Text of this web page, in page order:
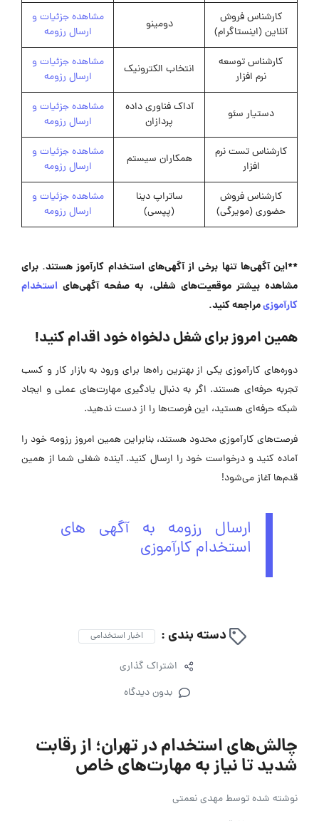
کارشناس فروش
آنلاین (اینستاگرام)
دومینو
مشاهده جزئیات و
ارسال رزومه
کارشناس توسعه
نرم افزار
انتخاب الکترونیک
مشاهده جزئیات و
ارسال رزومه
دستیار سئو
آداک فناوری داده
پردازان
مشاهده جزئیات و
ارسال رزومه
کارشناس تست نرم
افزار
همکاران سیستم
مشاهده جزئیات و
ارسال رزومه
کارشناس فروش
حضوری (مویرگی)
ساتراپ دینا
(پپسی)
مشاهده جزئیات و
ارسال رزومه
**این آگهی‌ها تنها برخی از آگهی‌های استخدام کارآموز هستند. برای
مشاهده بیشتر موقعیت‌های شغلی، به صفحه آگهی‌های استخدام
کارآموزیمراجعه کنید.
همین امروز برای شغل دلخواه خود اقدام کنید!
دوره‌های کارآموزی یکی از بهترین راه‌ها برای ورود به بازار کار و کسب
تجربه حرفه‌ای هستند. اگر به دنبال یادگیری مهارت‌های عملی و ایجاد
شبکه حرفه‌ای هستید، این فرصت‌ها را از دست ندهید.
فرصت‌های کارآموزی محدود هستند، بنابراین همین امروز رزومه خود را
آماده کنید و درخواست خود را ارسال کنید. آینده شغلی شما از همین
قدم‌ها آغاز می‌شود!
ارسال رزومه به آگهی های
استخدام کارآموزی
دسته بندی : اخبار استخدامی
اشتراک گذاری
بدون دیدگاه
چالش‌های استخدام در تهران؛ از رقابت
شدید تا نیاز به مهارت‌های خاص
نوشته شده توسطمهدی نعمتی